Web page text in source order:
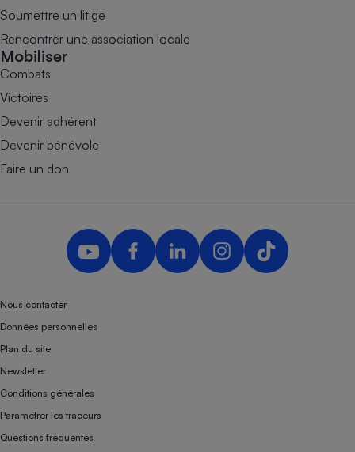
Soumettre un litige
Rencontrer une association locale
Mobiliser
Combats
Victoires
Devenir adhérent
Devenir bénévole
Faire un don
Nous contacter
Données personnelles
Plan du site
Newsletter
Conditions générales
Paramétrer les traceurs
Questions fréquentes